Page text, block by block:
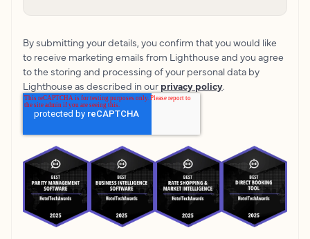
By submitting your details, you confirm that you would like
to receive marketing emails from Lighthouse and you agree
to the storing and processing of your personal data by
Lighthouse as described in our privacy policy.